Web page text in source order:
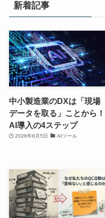
新着記事
中小製造業のDXは「現場
データを取る」ことから！
AI導入の4ステップ
2026年8月5日 AIツール